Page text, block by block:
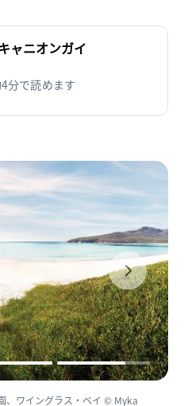
ャニオンガイ
分で読めます
、ワイングラス・ベイ © Myka